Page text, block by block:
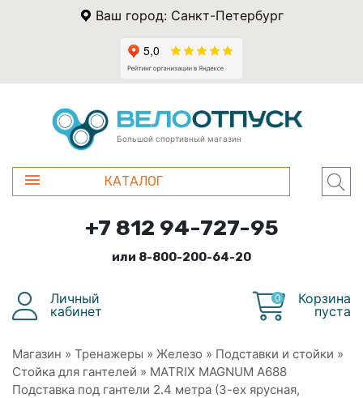
Ваш город: Санкт-Петербург
Большой спортивный магазин
КАТАЛОГ
+7 812 94-727-95
или 8-800-200-64-20
Личный
кабинет
0
Корзина
пуста
Магазин » Тренажеры » Железо » Подставки и стойки »
Стойка для гантелей » MATRIX MAGNUM A688
Подставка под гантели 2.4 метра (3-ех ярусная,